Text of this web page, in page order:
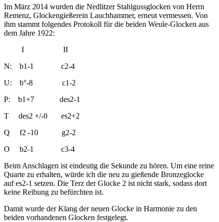
Im März 2014 wurden die Nedlitzer Stahlgussglocken von Herrn
Remenz, Glockengießerein Lauchhammer, erneut vermessen. Von
ihm stammt folgendes Protokoll für die beiden Weule-Glocken aus
dem Jahre 1922:
I II
N: b1-1 c2-4
U: b°-8 c1-2
P: b1+7 des2-1
T des2 +/-0 es2+2
Q f2 -10 g2-2
O b2-1 c3-4
Beim Anschlagen ist eindeutig die Sekunde zu hören. Um eine reine
Quarte zu erhalten, würde ich die neu zu gießende Bronzeglocke
auf es2-1 setzen. Die Terz der Glocke 2 ist nicht stark, sodass dort
keine Reibung zu befürchten ist.
Damit wurde der Klang der neuen Glocke in Harmonie zu den
beiden vorhandenen Glocken festgelegt.